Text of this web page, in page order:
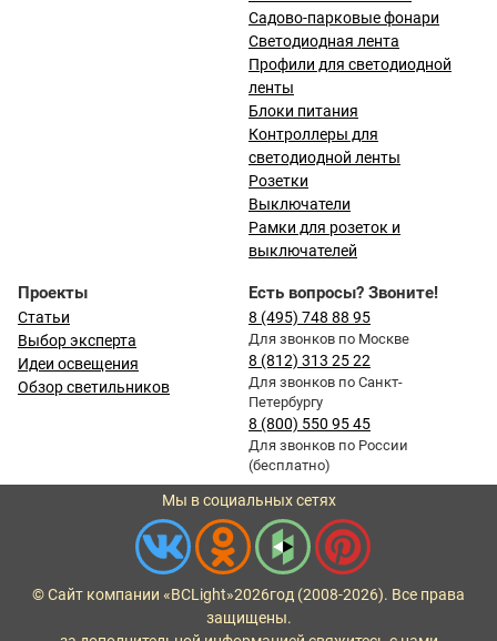
Садово-парковые фонари
Светодиодная лента
Профили для светодиодной
ленты
Блоки питания
Контроллеры для
светодиодной ленты
Розетки
Выключатели
Рамки для розеток и
выключателей
Проекты
Статьи
Выбор эксперта
Идеи освещения
Обзор светильников
Есть вопросы? Звоните!
8 (495) 748 88 95
Для звонков по Москве
8 (812) 313 25 22
Для звонков по Санкт-
Петербургу
8 (800) 550 95 45
Для звонков по России
(бесплатно)
Мы в социальных сетях
© Сайт компании «BCLight»2026год (2008-2026). Все права
защищены.